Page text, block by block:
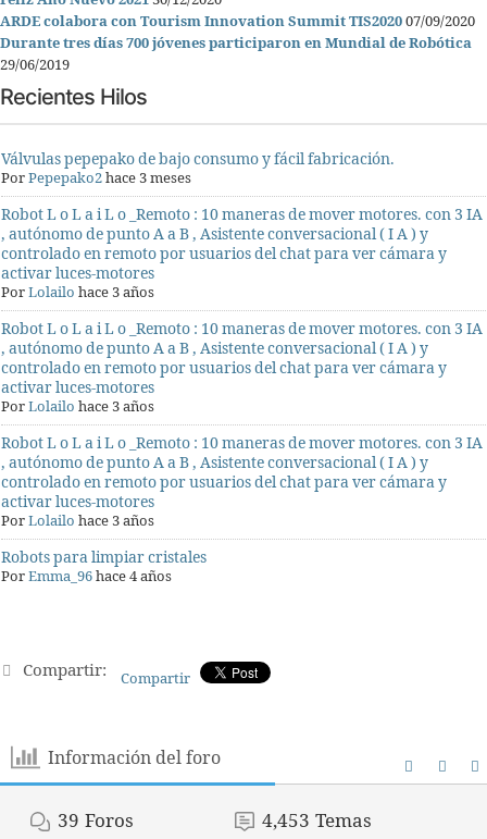
ARDE colabora con Tourism Innovation Summit TIS202007/09/2020
Durante tres días 700 jóvenes participaron en Mundial de Robótica
29/06/2019
Recientes Hilos
Válvulas pepepako de bajo consumo y fácil fabricación.
PorPepepako2hace 3 meses
Robot L o L a i L o _Remoto : 10 maneras de mover motores. con 3 IA
, autónomo de punto A a B , Asistente conversacional ( I A ) y
controlado en remoto por usuarios del chat para ver cámara y
activar luces-motores
PorLolailo hace 3 años
Robot L o L a i L o _Remoto : 10 maneras de mover motores. con 3 IA
, autónomo de punto A a B , Asistente conversacional ( I A ) y
controlado en remoto por usuarios del chat para ver cámara y
activar luces-motores
PorLolailo hace 3 años
Robot L o L a i L o _Remoto : 10 maneras de mover motores. con 3 IA
, autónomo de punto A a B , Asistente conversacional ( I A ) y
controlado en remoto por usuarios del chat para ver cámara y
activar luces-motores
PorLolailo hace 3 años
Robots para limpiar cristales
PorEmma_96hace 4 años
Compartir: Compartir
Información del foro
39 Foros 4,453 Temas